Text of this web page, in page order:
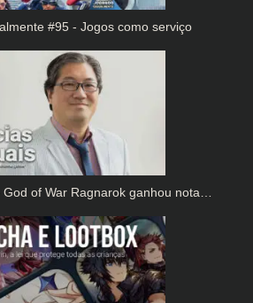
#95 - Jogos como serviço
God of War Ragnarok ganhou nota…